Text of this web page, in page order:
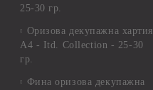
25-30 гр.
Оризова декупажна хартия
А4 - Itd. Collection - 25-30
гр.
Фина оризова декупажна